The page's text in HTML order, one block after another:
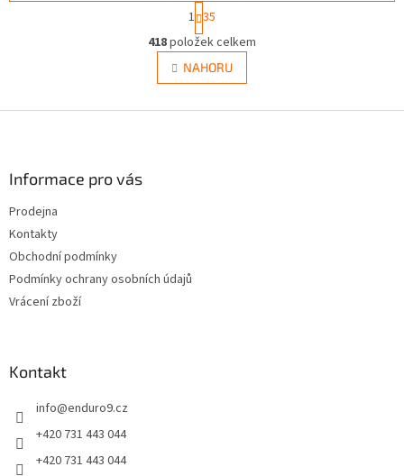
O
v
l
á
S
t
r
á
n
k
v
1 35
418položek celkem
NAHORU
Informace pro vás
Prodejna
Kontakty
Obchodní podmínky
Podmínky ochrany osobních údajů
Vrácení zboží
Kontakt
info@enduro9.cz
+420 731 443 044
+420 731 443 044